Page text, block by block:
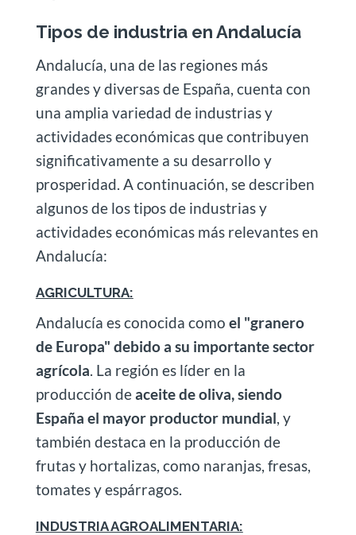
Tipos de industria en Andalucía
Andalucía, una de las regiones más
grandes y diversas de España, cuenta con
una amplia variedad de industrias y
actividades económicas que contribuyen
significativamente a su desarrollo y
prosperidad. A continuación, se describen
algunos de los tipos de industrias y
actividades económicas más relevantes en
Andalucía:
AGRICULTURA:
Andalucía es conocida como el "granero
de Europa" debido a su importante sector
agrícola. La región es líder en la
producción deaceite de oliva, siendo
España el mayor productor mundial, y
también destaca en la producción de
frutas y hortalizas, como naranjas, fresas,
tomates y espárragos.
INDUSTRIA AGROALIMENTARIA: